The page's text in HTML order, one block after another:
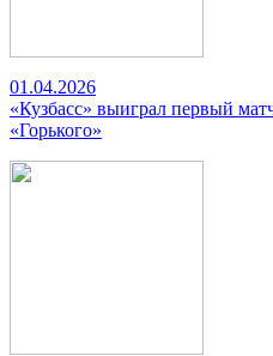
01.04.2026
«Кузбасс» выиграл первый
«Горького»